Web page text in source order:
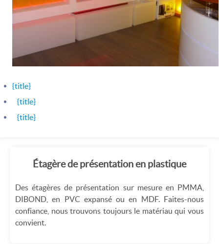
{title}
{title}
{title}
Étagère de présentation en plastique
Des étagères de présentation sur mesure en PMMA,
DIBOND, en PVC expansé ou en MDF. Faites-nous
confiance, nous trouvons toujours le matériau qui vous
convient.